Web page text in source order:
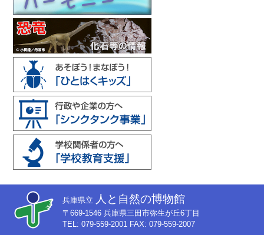
兵庫県立 人と自然の博物館
〒669-1546 兵庫県三田市弥生が丘6丁目
TEL: 079-559-2001 FAX: 079-559-2007